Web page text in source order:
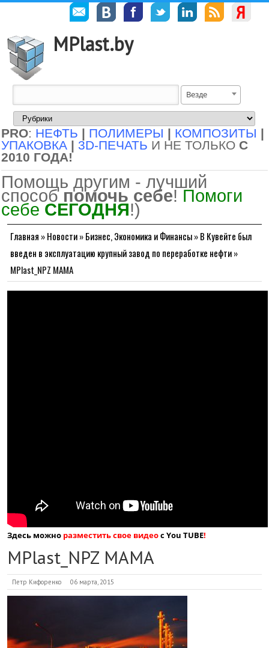
MPlast.by
Везде
PRO: НЕФТЬ | ПОЛИМЕРЫ | КОМПОЗИТЫ |
УПАКОВКА | 3D-ПЕЧАТЬ И НЕ ТОЛЬКО С
2010 ГОДА!
Помощь другим - лучший
способ помочь себе! Помоги
себе СЕГОДНЯ!)
Главная »Новости»Бизнес, Экономика и Финансы»В Кувейте был
введен в эксплуатацию крупный завод по переработке нефти»
MPlast_NPZ MAMA
Здесь можно разместить свое видеос You TUBE!
MPlast_NPZ MAMA
Петр Кифоренко 06 марта, 2015